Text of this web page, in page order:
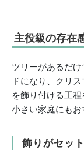
主役級の存在
ツリーがあるだ
ドになり、クリ
を飾り付ける工
小さい家庭にもお
飾りがセッ